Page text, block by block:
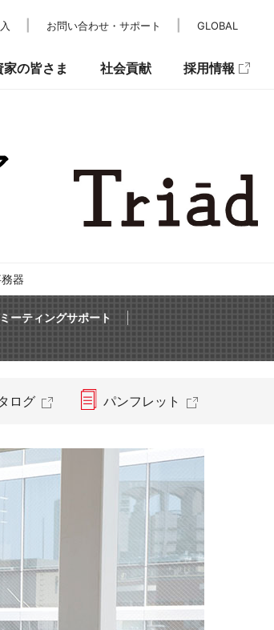
器
ミーティングサポート
ログ パンフレット
お問い合わせ・サポート GLOBAL
支援
家の皆さま 社会貢献 採用情報